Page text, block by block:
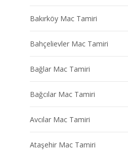
Bakırköy Mac Tamiri
Bahçelievler Mac Tamiri
Bağlar Mac Tamiri
Bağcılar Mac Tamiri
Avcılar Mac Tamiri
Ataşehir Mac Tamiri